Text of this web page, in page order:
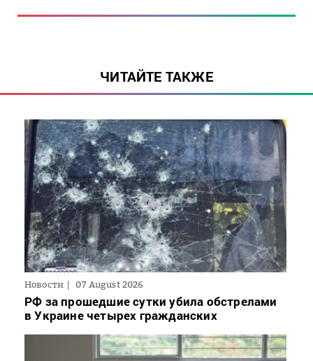
ЧИТАЙТЕ ТАКЖЕ
Новости 07 August 2026
РФ за прошедшие сутки убила обстрелами
в Украине четырех гражданских